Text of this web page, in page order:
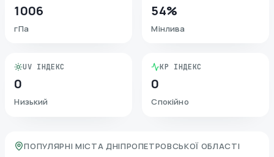
1006
гПа
54%
Мінлива
UV ІНДЕКС
0
Низький
KP ІНДЕКС
0
Спокійно
ПОПУЛЯРНІ МІСТА ДНІПРОПЕТРОВСЬКОЇ ОБЛАСТІ